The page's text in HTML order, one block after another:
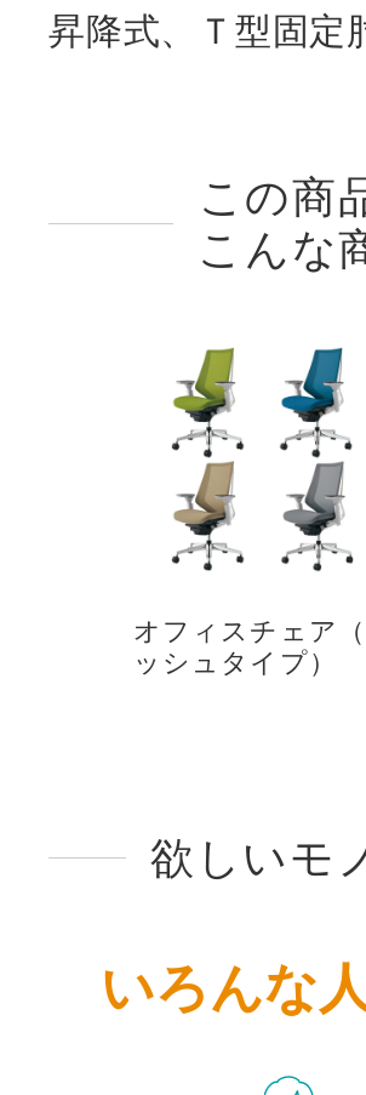
昇降式、Ｔ型固定
この商
こんな
オフィスチェア（
ッシュタイプ）
欲しいモ
いろんな